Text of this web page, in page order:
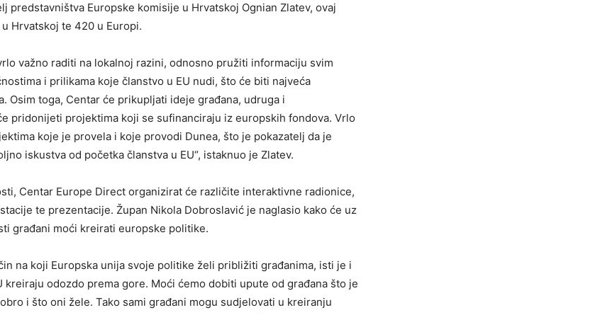
predstavništva Europske komisije u Hrvatskoj Ognian Zlatev, ovaj
Hrvatskoj te 420 u Europi.
važno raditi na lokalnoj razini, odnosno pružiti informaciju svim
i prilikama koje članstvo u EU nudi, što će biti najveća
Osim toga, Centar će prikupljati ideje građana, udruga i
pridonijeti projektima koji se sufinanciraju iz europskih fondova. Vrlo
koje je provela i koje provodi Dunea, što je pokazatelj da je
iskustva od početka članstva u EU“, istaknuo je Zlatev.
Centar Europe Direct organizirat će različite interaktivne radionice,
te prezentacije. Župan Nikola Dobroslavić je naglasio kako će uz
građani moći kreirati europske politike.
na koji Europska unija svoje politike želi približiti građanima, isti je i
kreiraju odozdo prema gore. Moći ćemo dobiti upute od građana što je
i što oni žele. Tako sami građani mogu sudjelovati u kreiranju